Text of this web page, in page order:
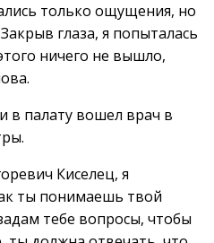
только ощущения, но
глаза, я попыталась
ничего не вышло,
в палату вошел врач в
Киселец, я
ты понимаешь твой
тебе вопросы, чтобы